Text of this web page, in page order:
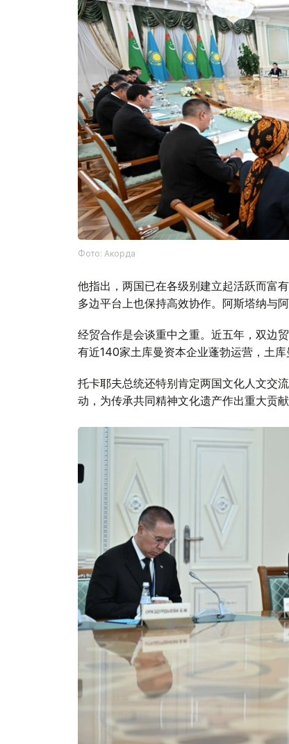
Фото: Акорда
他指出，两国已在各级别建立起活跃而富
多边平台上也保持高效协作。阿斯塔纳与
经贸合作是会谈重中之重。近五年，双边
有近140家土库曼资本企业蓬勃运营，土库
托卡耶夫总统还特别肯定两国文化人文交
动，为传承共同精神文化遗产作出重大贡献